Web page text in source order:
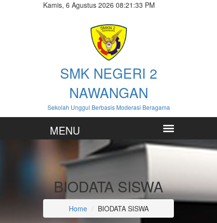
Kamis, 6 Agustus 2026 08:21:35 PM
SMK NEGERI 2
NAWANGAN
Sekolah Unggul Berbasis Moderasi Beragama
BIODATA SISWA
Home BIODATA SISWA